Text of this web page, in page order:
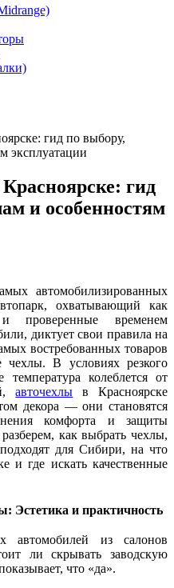
гид по выбору,
эксплуатации
гид
и особенностям
автомобилизированных
охватывающий как
проверенные временем
диктует свои правила на
востребованных товаров
чехлы. В условиях резкого
температура колеблется от
авточехлы в Красноярске
декора — они становятся
комфорта и защиты
как выбрать чехлы,
для Сибири, на что
и где искать качественные
Эстетика и практичность
автомобилей из салонов
ли скрывать заводскую
что «да».